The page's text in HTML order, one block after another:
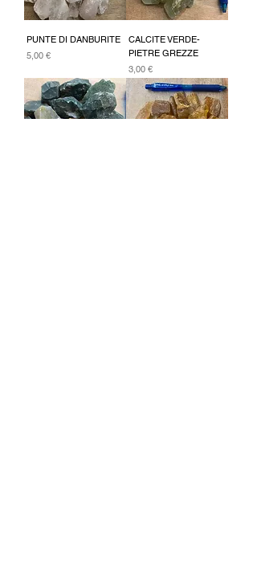
PUNTE DI DANBURITE
Prezzo
5,00 €
CALCITE VERDE-
PIETRE GREZZE
Prezzo
3,00 €